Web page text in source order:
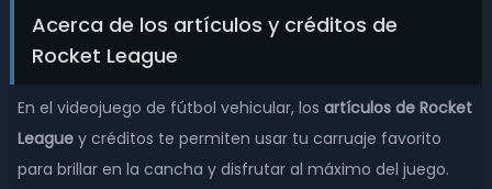
Acerca de los artículos y créditos de
Rocket League
En el videojuego de fútbol vehicular, los artículos de Rocket
Leaguey créditos te permiten usar tu carruaje favorito
para brillar en la cancha y disfrutar al máximo del juego.